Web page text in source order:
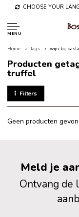
CHOOSE YOUR
MENU
Home Tags wijn bij
Producten
truffel
Filters
Geen producten
Meld je
Ontvang de